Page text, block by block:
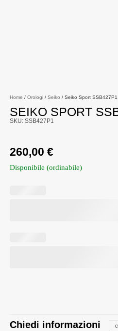
Home / Orologi / Seiko / Seiko Sport SSB427P1
SEIKO SPORT
SKU: SSB427P1
260,00 €
Disponibile (ordinabile)
Chiedi informazioni